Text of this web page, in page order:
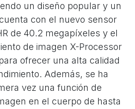
un diseño popular y un
con el nuevo sensor
de 40.2 megapíxeles y el
de imagen X-Processor
ofrecer una alta calidad
Además, se ha
vez una función de
en el cuerpo de hasta